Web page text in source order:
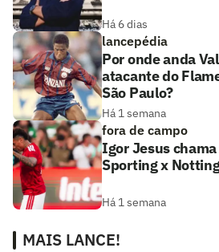
Há 6 dias
lancepédia
Por onde anda
atacante do
São Paulo?
Há 1 semana
fora de campo
Igor Jesus
Sporting x
Há 1 semana
MAIS LANCE!